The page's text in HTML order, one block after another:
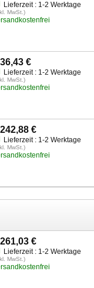
Lieferzeit : 1-2 Werktage
MwSt.)
36,43 €
Lieferzeit : 1-2 Werktage
MwSt.)
242,88 €
Lieferzeit : 1-2 Werktage
MwSt.)
261,03 €
Lieferzeit : 1-2 Werktage
MwSt.)